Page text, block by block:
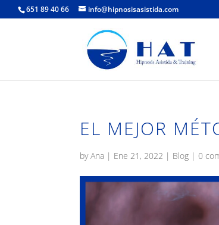
651 89 40 66 info@hipnosisasistida.com
EL MEJOR
byAna | Ene 21, 2022 | Blog |0